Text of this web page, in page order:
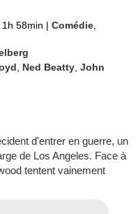
1h 58min | Comédie,
, Ned Beatty,John
d'entrer en guerre, un
de Los Angeles. Face à
tentent vainement